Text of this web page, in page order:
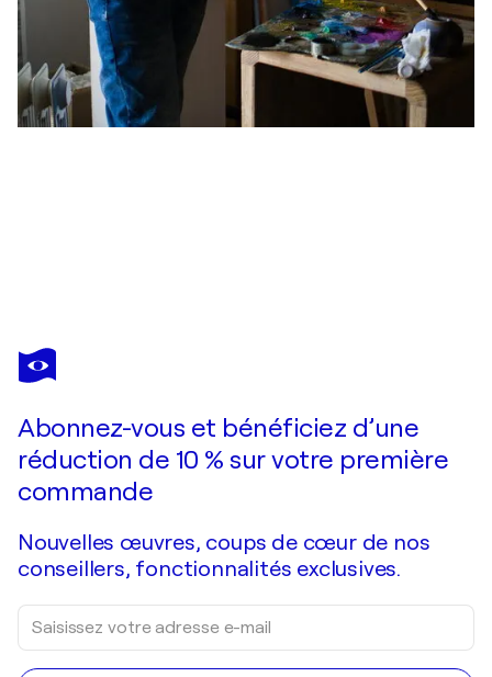
OLEKSII GNIEVYSHEV
Therian
Abonnez-vous et bénéficiez d’une
réduction de 10 % sur votre première
commande
Nouvelles œuvres, coups de cœur de nos
conseillers, fonctionnalités exclusives.